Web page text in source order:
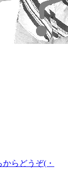
らどうぞ(・